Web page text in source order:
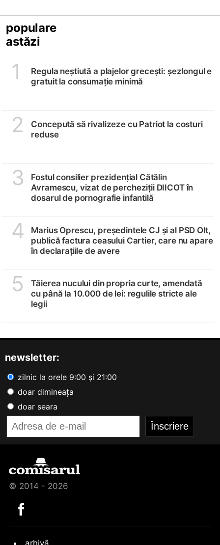
populare
astăzi
1
Regula neștiută a plajelor grecești: șezlongul e
gratuit la consumație minimă
2
Concepută să rivalizeze cu Patriot la costuri
reduse
3
Fostul consilier prezidențial Cătălin
Avramescu, vizat de percheziții DIICOT în
dosarul de pornografie infantilă
4
Marius Oprescu, președintele CJ și al PSD Olt,
publică factura ceasului Cartier, care nu apare
în declarațiile de avere
5
Tăierea nucului din propria curte, amendată
cu până la 10.000 de lei: regulile stricte ale
legii
newsletter:
zilnic la orele 9:00 și 21:00
doar dimineața
doar seara
© 2014 - 2026